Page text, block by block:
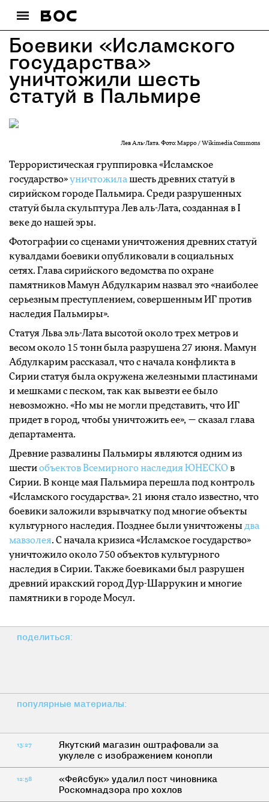
Боевики «Исламского
государства»
уничтожили шесть
статуй в Пальмире
Лев Аль-Лата. Фото: Mappo / Wikimedia Commons
Террористическая группировка «Исламское
государство»уничтожила шесть древних статуй в
сирийском городе Пальмира. Среди разрушенных
статуй была скульптура Лев аль-Лата, созданная в I
веке до нашей эры.
Фотографии со сценами уничтожения древних статуй
кувалдами боевики опубликовали в социальных
сетях. Глава сирийского ведомства по охране
памятников Мамун Абдулкарим назвал это «наиболее
серьезным преступлением, совершенным ИГ против
наследия Пальмиры».
Статуя Льва эль-Лата высотой около трех метров и
весом около 15 тонн была разрушена 27 июня. Мамун
Абдулкарим рассказал, что с начала конфликта в
Сирии статуя была окружена железными пластинами
и мешками с песком, так как вывезти ее было
невозможно. «Но мы не могли представить, что ИГ
придет в город, чтобы уничтожить ее», — сказал глава
департамента.
Древние развалины Пальмиры являются одним из
шестиобъектов Всемирного наследия ЮНЕСКО в
Сирии. В конце мая Пальмира перешла под контроль
«Исламского государства». 21 июня стало известно, что
боевики заложили взрывчатку под многие объекты
культурного наследия. Позднее были уничтожены два
мавзолея. С начала кризиса «Исламское государство»
уничтожило около 750 объектов культурного
наследия в Сирии. Также боевиками был разрушен
древний иракский город Дур-Шаррукин и многие
памятники в городе Мосул.
поделиться:
популярные материалы:
13:27
Якутский магазин оштрафовали за
укулеле с изображением конопли
12:58
«Фейсбук» удалил пост чиновника
Роскомнадзора про хохлов